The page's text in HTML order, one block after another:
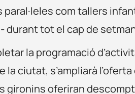
com tallers
durant tot el cap de
la programació
la ciutat, s’ampliarà
gironins oferiran